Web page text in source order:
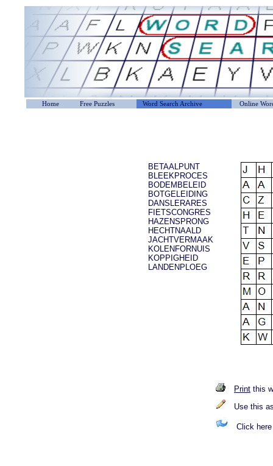
Home Free Puzzles Word Search Archive Online
BETAALPUNT
BLEEKPROCES
BODEMBELEID
BOTGELEIDING
DANSLERARES
FIETSCONGRES
HAZENSPRONG
HECHTNAALD
JACHTVERMAAK
KOLENFORNUIS
KOPPIGHEID
LANDENPLOEG
Print this
Use this
Click